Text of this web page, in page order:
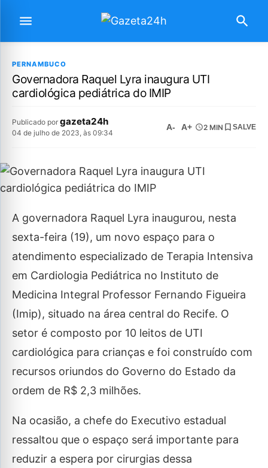
PERNAMBUCO
Governadora Raquel Lyra inaugura UTI
cardiológica pediátrica do IMIP
Publicado por gazeta24h
04 de julho de 2023, às 09:34
A- A+ 2 MIN SALVE
A governadora Raquel Lyra inaugurou, nesta
sexta-feira (19), um novo espaço para o
atendimento especializado de Terapia Intensiva
em Cardiologia Pediátrica no Instituto de
Medicina Integral Professor Fernando Figueira
(Imip), situado na área central do Recife. O
setor é composto por 10 leitos de UTI
cardiológica para crianças e foi construído com
recursos oriundos do Governo do Estado da
ordem de R$ 2,3 milhões.
Na ocasião, a chefe do Executivo estadual
ressaltou que o espaço será importante para
reduzir a espera por cirurgias dessa